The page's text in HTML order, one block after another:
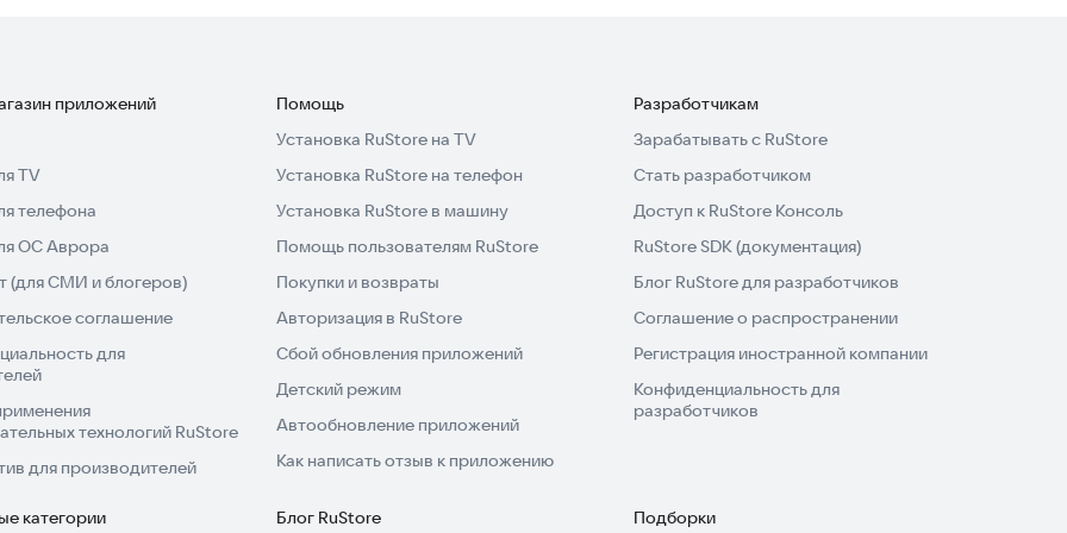
ваш прогресс в языке.
акценты).
и по-настоящему эффективным. Читайте
языком каждый день.
приложений
TV
телефона
ОС Аврора
(для СМИ и блогеров)
соглашение
для
технологий RuStore
для производителей
Помощь
Установка RuStore на TV
Установка RuStore на телефон
Установка RuStore в машину
Помощь пользователям RuStore
Покупки и возвраты
Авторизация в RuStore
Сбой обновления приложений
Детский режим
Автообновление приложений
Как написать отзыв к приложению
Разработчикам
Зарабатывать с RuStore
Стать разработчиком
Доступ к RuStore Консоль
RuStore SDK (документация)
Блог RuStore для разработчиков
Соглашение о распространении
Регистрация иностранной компании
Конфиденциальность для
разработчиков
категории Блог RuStore Подборки